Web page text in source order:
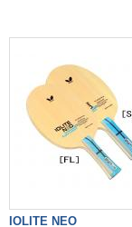
IOLITE NEO